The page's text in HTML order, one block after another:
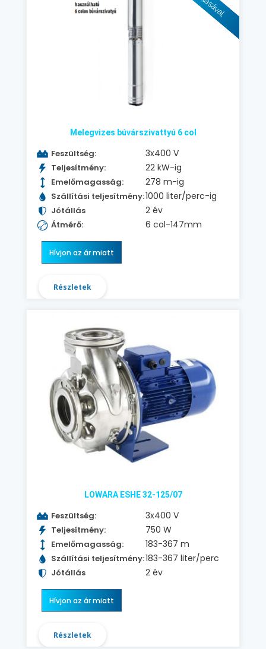
Melegvizes búvárszivattyú 6 col
Feszültség: 3x400 V
Teljesítmény: 22 kW-ig
Emelőmagasság: 278 m-ig
Szállítási teljesítmény:1000 liter/perc-ig
Jótállás 2 év
Átmérő: 6 col-147mm
Hívjon az ár miatt
Részletek
LOWARA ESHE 32-125/07
Feszültség: 3x400 V
Teljesítmény: 750 W
Emelőmagasság: 183-367 m
Szállítási teljesítmény:183-367 liter/perc
Jótállás 2 év
Hívjon az ár miatt
Részletek